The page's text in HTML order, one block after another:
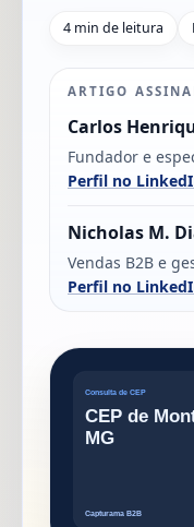
4 min de leitura
ARTIGO
Carlos
Fundador e
Perfil no
Nicholas M.
Vendas B2B e
Perfil no